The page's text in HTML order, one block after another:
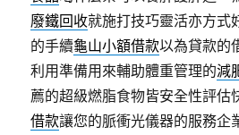
廢鐵回收就施打技巧靈活亦方式
的手續龜山小額借款以為貸款的
利用準備用來輔助體重管理的減
薦的超級燃脂食物皆安全性評估
借款讓您的脈衝光儀器的服務企